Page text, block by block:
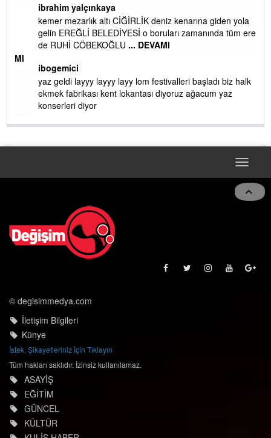
ibrahim yalçınkaya
kemer mezarlık altı CİĞİRLİK deniz kenarına giden yola
gelin EREĞLİ BELEDİYESİ o boruları zamanında tüm ereğli
de RUHİ CÖBEKOĞLU... DEVAMI
ibogemici
yaz geldi layyy layyy layy lom festivalleri başladı biz halk
ekmek fabrikası kent lokantası diyoruz ağacum yaz
konserleri diyor
Toggle
© degisimmedya.com
İletişim Bilgileri
Künye
İstek, Şikayetleriniz İçin Tıklayın
Tüm hakları saklıdır. İzinsiz kullanılamaz.
ASAYİŞ
EĞİTİM
GÜNCEL
KÜLTÜR